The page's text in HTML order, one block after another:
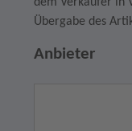
Übergabe des
Anbieter